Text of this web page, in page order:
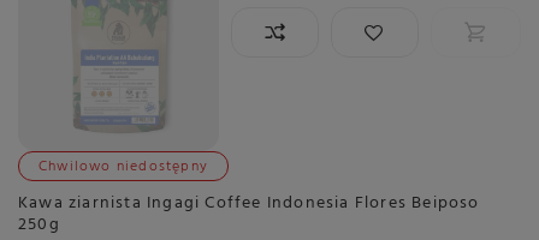
Chwilowo niedostępny
Kawa ziarnista Ingagi Coffee Indonesia Flores Beiposo
250g